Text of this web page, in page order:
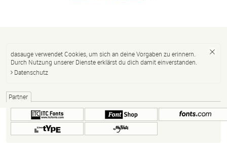
dasauge verwendet Cookies, um sich an deine Vorgaben zu erinnern.
Durch Nutzung unserer Dienste erklärst du dich damit einverstanden.
Datenschutz
Partner